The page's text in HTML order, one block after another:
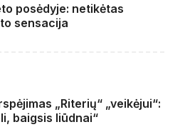
posėdyje: netikėtas
sensacija
„Riterių“ „veikėjui“:
baigsis liūdnai“